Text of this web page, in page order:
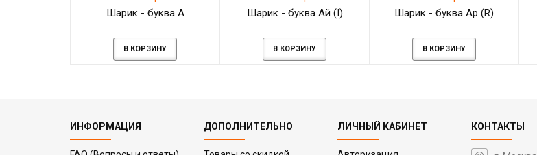
Шарик - буква А
В КОРЗИНУ
Шарик - буква Ай (I)
В КОРЗИНУ
Шарик - буква Ар (R)
В КОРЗИНУ
ИНФОРМАЦИЯ ДОПОЛНИТЕЛЬНО ЛИЧНЫЙ КАБИНЕТ КОНТАКТЫ